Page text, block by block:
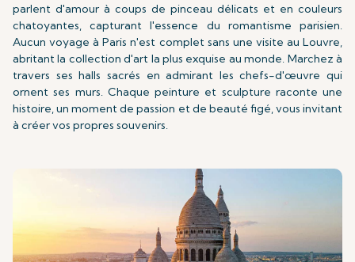
parlent d'amour à coups de pinceau délicats et en couleurs
chatoyantes, capturant l'essence du romantisme parisien.
Aucun voyage à Paris n'est complet sans une visite au Louvre,
abritant la collection d'art la plus exquise au monde. Marchez à
travers ses halls sacrés en admirant les chefs-d'œuvre qui
ornent ses murs. Chaque peinture et sculpture raconte une
histoire, un moment de passion et de beauté figé, vous invitant
à créer vos propres souvenirs.